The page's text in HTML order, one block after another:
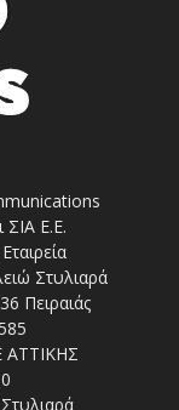
ΣΙΑ Ε.Ε.
Στυλιαρά
Πειραιάς